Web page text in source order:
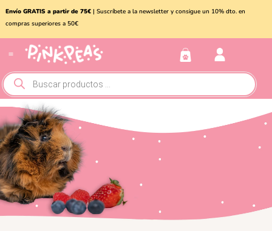
Envío GRATIS a partir de 75€| Suscríbete a la newsletter y consigue un 10% dto. en
compras superiores a 50€